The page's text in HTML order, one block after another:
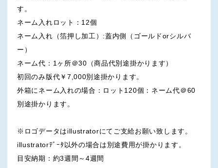
す。
ネーム入れロット：12個
ネーム入れ（箔押し加工）:蓋内側（ゴールドorシルバ
ー）
ネーム代：1ヶ所＠30（商品代別途掛かります）
初回のみ版代￥7,000別途掛かります。
外箱にネーム入れの場合：ロット120個：ネーム代＠60
別途掛かります。
※ロゴデータはillustratorにてご支給お願い致します。
illustratorﾃﾞｰﾀ以外の場合は別途費用が掛かります。
目安納期：約3週間～4週間